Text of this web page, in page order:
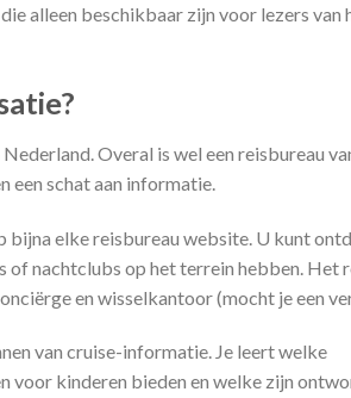
alleen beschikbaar zijn voor lezers van
Overal is wel een reisbureau
een schat aan informatie.
elke reisbureau website. U kunt
nachtclubs op het terrein hebben. Het
en wisselkantoor (mocht je een
van cruise-informatie. Je leert welke
voor kinderen bieden en welke zijn